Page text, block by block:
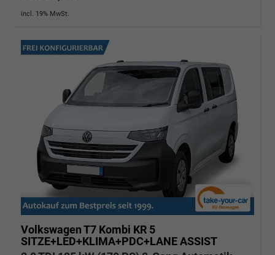
incl. 19% MwSt.
Volkswagen T7 Kombi KR 5
SITZE+LED+KLIMA+PDC+LANE ASSIST